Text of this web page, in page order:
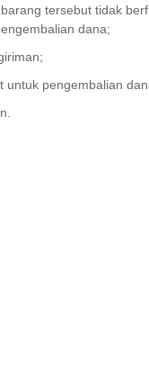
tersebut tidak
dana;
pengembalian